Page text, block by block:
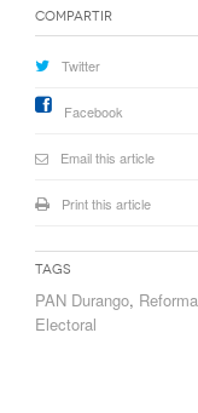
Compartir
Twitter
Facebook
Email this article
Print this article
Tags
PAN Durango, Reforma
Electoral